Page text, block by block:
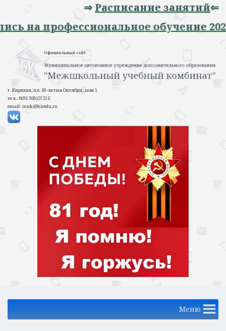
⇒Расписание занятий⇐
на профессиональное обучение
г. Кириши, пл. 60-летия Октября, дом 1
тел.: 8(81368)21516
email: muk@kiredu.ru
Меню